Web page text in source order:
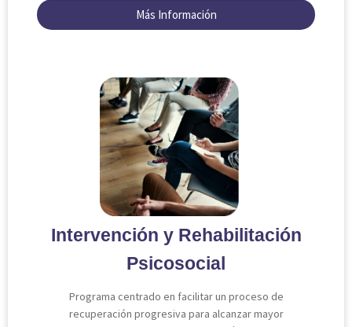
Más Información
Intervención y Rehabilitación
Psicosocial
Programa centrado en facilitar un proceso de
recuperación progresiva para alcanzar mayor